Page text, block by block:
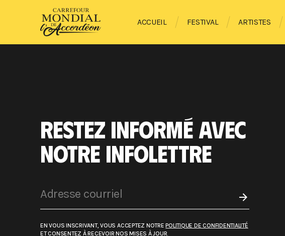
ACCUEIL FESTIVAL ARTISTES
RESTEZ INFORMÉ AVEC
NOTRE INFOLETTRE
EN VOUS INSCRIVANT, VOUS ACCEPTEZ NOTREPOLITIQUE DE CONFIDENTIALITÉ
ET CONSENTEZ À RECEVOIR NOS MISES À JOUR.